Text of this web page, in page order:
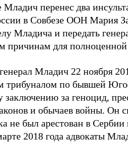
Младич перенес два
в Совбезе ООН Мария
Младича и передать
причинам для
Младич 22 ноября
трибуналом по бывшей
за геноцид,
и обычаев войны. Он
не был арестован в Сербии
2018 года адвокаты